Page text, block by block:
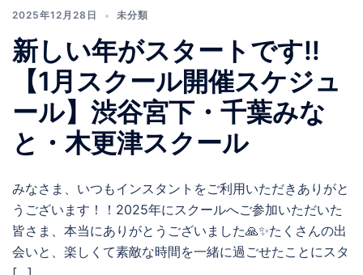
2025年12月28日 未分類
新しい年がスタートです‼️
【1月スクール開催スケジュ
ール】渋谷宮下・千葉みな
と・木更津スクール
みなさま、いつもインスタントをご利用いただきありがと
うございます！！2025年にスクールへご参加いただいた
皆さま、本当にありがとうございました🙏✨たくさんの出
会いと、楽しくて素敵な時間を一緒に過ごせたことにスタ